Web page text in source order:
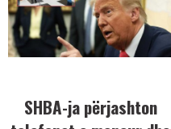
SHBA-ja përjashton